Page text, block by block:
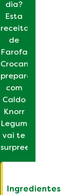
dia?
Esta
receita
de
Farofa
Crocante
preparada
com
Caldo
Knorr
Legumes
vai te
surpreender.
Ingredientes